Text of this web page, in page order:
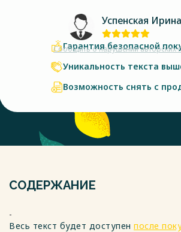
Успенская Ирина
Сообщить о нарушении авторских
Гарантия безопасной
Уникальность текста
Возможность снять с
СОДЕРЖАНИЕ
-
Весь текст будет доступен после